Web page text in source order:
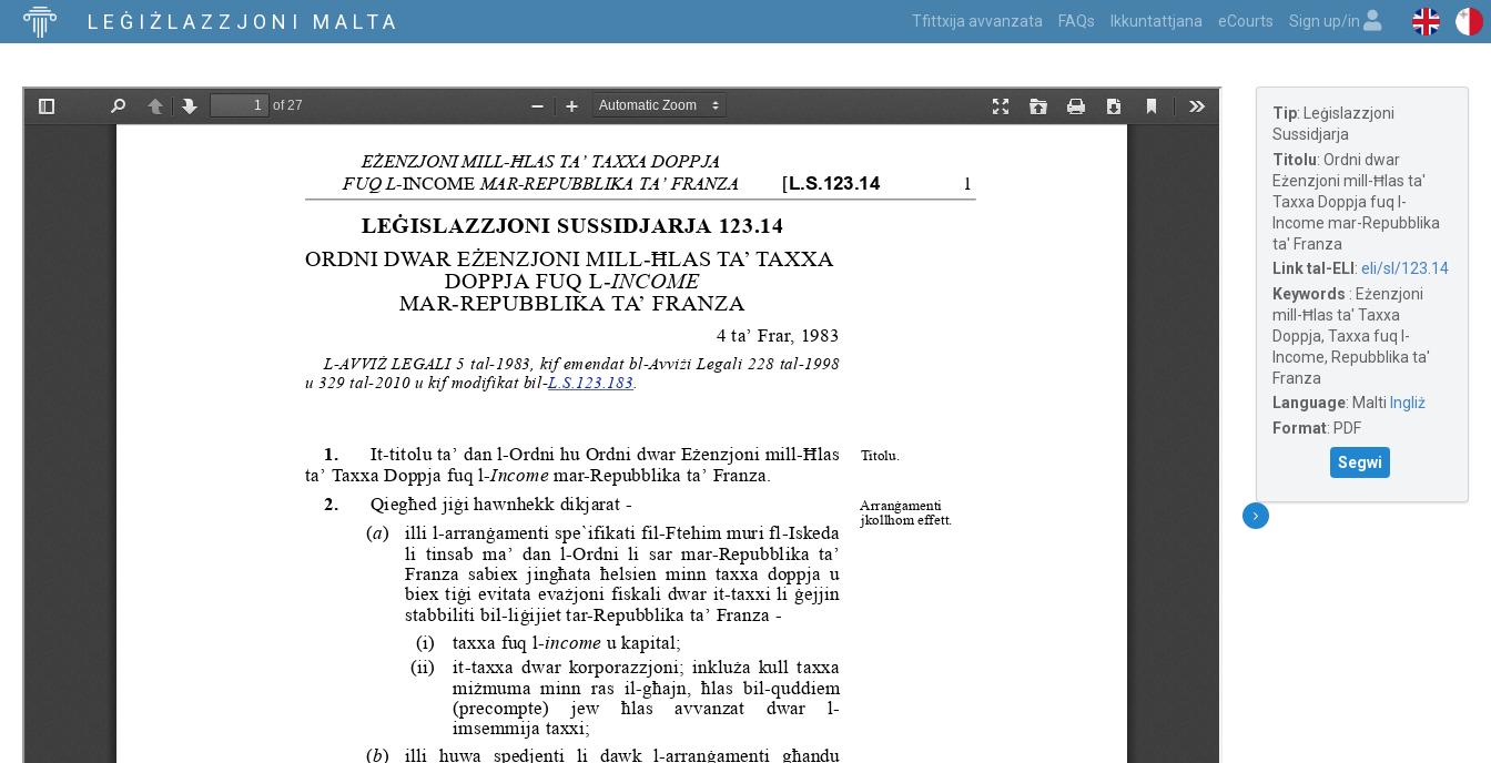
LEĠIŻLAZZJONI MALTA Tfittxija avvanzata FAQs Ikkuntattjana eCourts Sign up/in
Tip:
Leġislazzjoni
Sussidjarja
Titolu: Ordni dwar
Eżenzjoni mill-Ħlas ta'
Taxxa Doppja fuq l-
Income mar-Repubblika
ta' Franza
Link tal-ELI : eli/sl/123.14
Keywords : Eżenzjoni
mill-Ħlas ta' Taxxa
Doppja, Taxxa fuq l-
Income, Repubblika ta'
Franza
Language: Malti Ingliż
Format: PDF
Segwi